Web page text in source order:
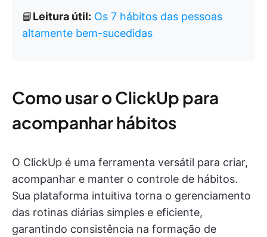
📘Leitura útil: Os 7 hábitos das pessoas
altamente bem-sucedidas
Como usar o ClickUp para
acompanhar hábitos
O ClickUp é uma ferramenta versátil para criar,
acompanhar e manter o controle de hábitos.
Sua plataforma intuitiva torna o gerenciamento
das rotinas diárias simples e eficiente,
garantindo consistência na formação de